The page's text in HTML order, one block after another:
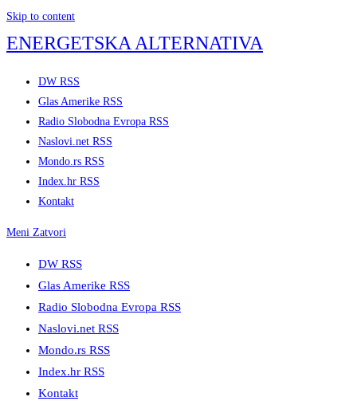
Skip to content
ENERGETSKA ALTERNATIVA
DW RSS
Glas Amerike RSS
Radio Slobodna Evropa RSS
Naslovi.net RSS
Mondo.rs RSS
Index.hr RSS
Kontakt
Meni Zatvori
DW RSS
Glas Amerike RSS
Radio Slobodna Evropa RSS
Naslovi.net RSS
Mondo.rs RSS
Index.hr RSS
Kontakt